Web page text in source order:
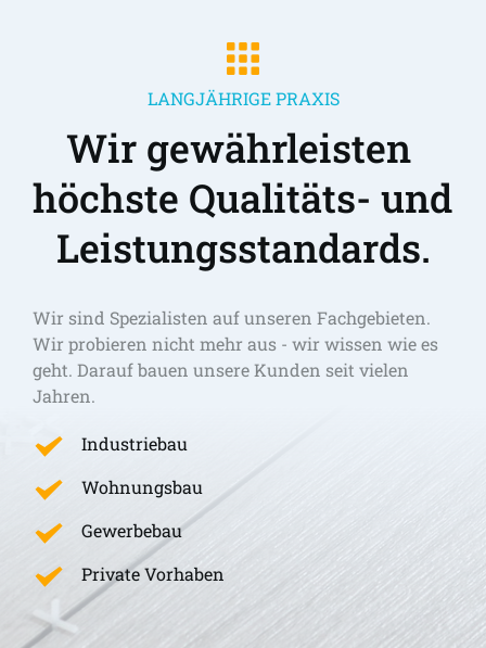
LANGJÄHRIGE PRAXIS
Wir gewährleisten
höchste Qualitäts- und
Leistungsstandards.
Wir sind Spezialisten auf unseren Fachgebieten.
Wir probieren nicht mehr aus - wir wissen wie es
geht. Darauf bauen unsere Kunden seit vielen
Jahren.
Industriebau
Wohnungsbau
Gewerbebau
Private Vorhaben